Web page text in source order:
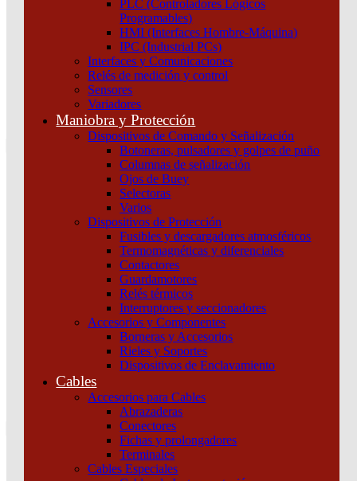
PLC (Controladores Lógicos
Programables)
HMI (Interfaces Hombre-Máquina)
IPC (Industrial PCs)
Interfaces y Comunicaciones
Relés de medición y control
Sensores
Variadores
Maniobra y Protección
Dispositivos de Comando y Señalización
Botoneras, pulsadores y golpes de puño
Columnas de señalización
Ojos de Buey
Selectoras
Varios
Dispositivos de Protección
Fusibles y descargadores atmosféricos
Termomagnéticas y diferenciales
Contactores
Guardamotores
Relés térmicos
Interruptores y seccionadores
Accesorios y Componentes
Borneras y Accesorios
Rieles y Soportes
Dispositivos de Enclavamiento
Cables
Accesorios para Cables
Abrazaderas
Conectores
Fichas y prolongadores
Terminales
Cables Especiales
Atención por WhatsApp
Tu pedido
¿Que estas buscando hoy?
Atención telefónica
Atención por WhatsApp